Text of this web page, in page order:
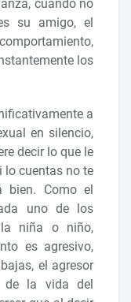
cuando no
su amigo, el
los
a
en silencio,
decir lo que le
lo cuentas no te
bien. Como el
uno de los
niña o niño,
es agresivo,
el agresor
de la vida del